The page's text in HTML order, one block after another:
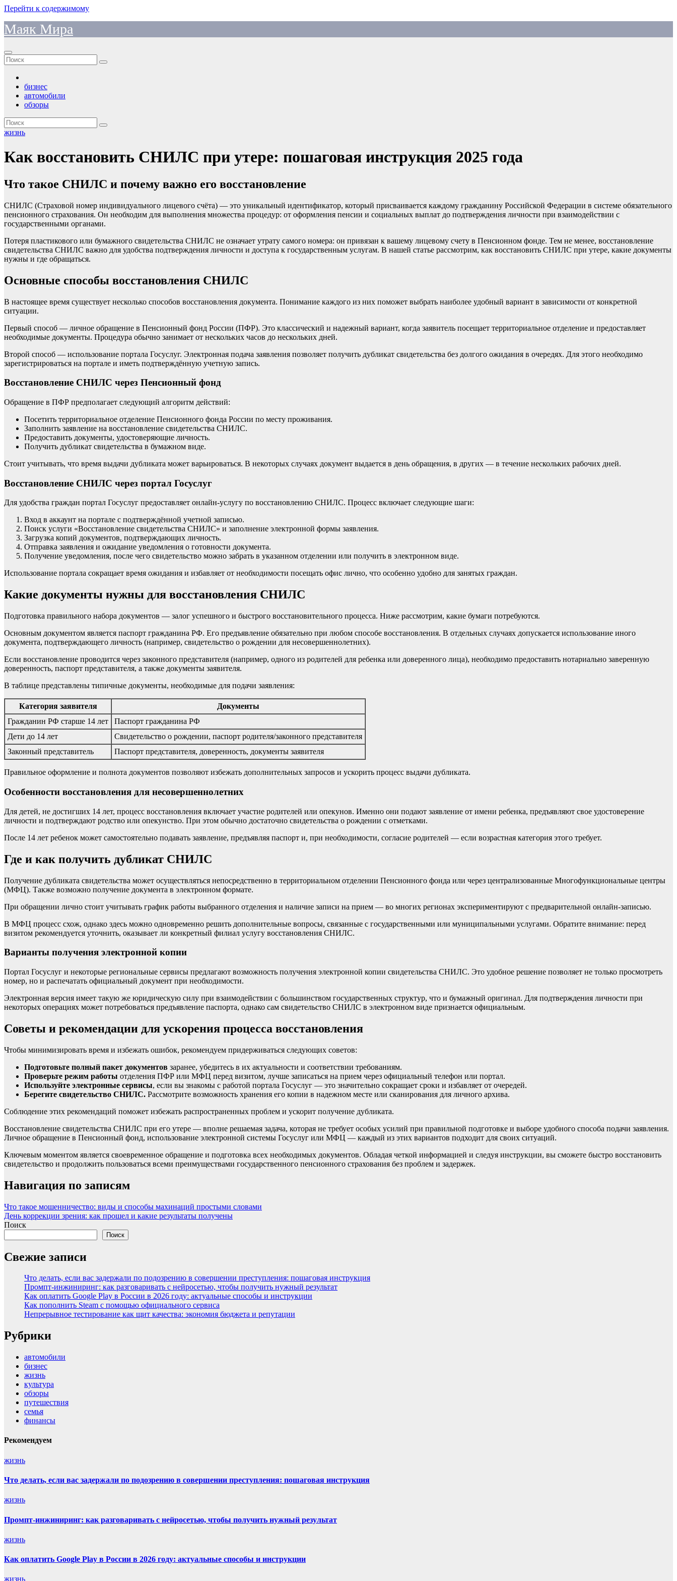
Перейти к содержимому
Маяк Мира
бизнес
автомобили
обзоры
жизнь
Как восстановить СНИЛС при утере: пошаговая инструкция 2025 года
Что такое СНИЛС и почему важно его восстановление
СНИЛС (Страховой номер индивидуального лицевого счёта) — это уникальный идентификатор, который присваивается каждому гражданину Российской Федерации в системе обязательного
пенсионного страхования. Он необходим для выполнения множества процедур: от оформления пенсии и социальных выплат до подтверждения личности при взаимодействии с
государственными органами.
Потеря пластикового или бумажного свидетельства СНИЛС не означает утрату самого номера: он привязан к вашему лицевому счету в Пенсионном фонде. Тем не менее, восстановление
свидетельства СНИЛС важно для удобства подтверждения личности и доступа к государственным услугам. В нашей статье рассмотрим, как восстановить СНИЛС при утере, какие документы
нужны и где обращаться.
Основные способы восстановления СНИЛС
В настоящее время существует несколько способов восстановления документа. Понимание каждого из них поможет выбрать наиболее удобный вариант в зависимости от конкретной
ситуации.
Первый способ — личное обращение в Пенсионный фонд России (ПФР). Это классический и надежный вариант, когда заявитель посещает территориальное отделение и предоставляет
необходимые документы. Процедура обычно занимает от нескольких часов до нескольких дней.
Второй способ — использование портала Госуслуг. Электронная подача заявления позволяет получить дубликат свидетельства без долгого ожидания в очередях. Для этого необходимо
зарегистрироваться на портале и иметь подтверждённую учетную запись.
Восстановление СНИЛС через Пенсионный фонд
Обращение в ПФР предполагает следующий алгоритм действий:
Посетить территориальное отделение Пенсионного фонда России по месту проживания.
Заполнить заявление на восстановление свидетельства СНИЛС.
Предоставить документы, удостоверяющие личность.
Получить дубликат свидетельства в бумажном виде.
Стоит учитывать, что время выдачи дубликата может варьироваться. В некоторых случаях документ выдается в день обращения, в других — в течение нескольких рабочих дней.
Восстановление СНИЛС через портал Госуслуг
Для удобства граждан портал Госуслуг предоставляет онлайн-услугу по восстановлению СНИЛС. Процесс включает следующие шаги:
Вход в аккаунт на портале с подтверждённой учетной записью.
Поиск услуги «Восстановление свидетельства СНИЛС» и заполнение электронной формы заявления.
Загрузка копий документов, подтверждающих личность.
Отправка заявления и ожидание уведомления о готовности документа.
Получение уведомления, после чего свидетельство можно забрать в указанном отделении или получить в электронном виде.
Использование портала сокращает время ожидания и избавляет от необходимости посещать офис лично, что особенно удобно для занятых граждан.
Какие документы нужны для восстановления СНИЛС
Подготовка правильного набора документов — залог успешного и быстрого восстановительного процесса. Ниже рассмотрим, какие бумаги потребуются.
Основным документом является паспорт гражданина РФ. Его предъявление обязательно при любом способе восстановления. В отдельных случаях допускается использование иного
документа, подтверждающего личность (например, свидетельство о рождении для несовершеннолетних).
Если восстановление проводится через законного представителя (например, одного из родителей для ребенка или доверенного лица), необходимо предоставить нотариально заверенную
доверенность, паспорт представителя, а также документы заявителя.
В таблице представлены типичные документы, необходимые для подачи заявления:
Категория заявителя
Документы
Гражданин РФ старше 14 лет
Паспорт гражданина РФ
Дети до 14 лет
Свидетельство о рождении, паспорт родителя/законного представителя
Законный представитель
Паспорт представителя, доверенность, документы заявителя
Правильное оформление и полнота документов позволяют избежать дополнительных запросов и ускорить процесс выдачи дубликата.
Особенности восстановления для несовершеннолетних
Для детей, не достигших 14 лет, процесс восстановления включает участие родителей или опекунов. Именно они подают заявление от имени ребенка, предъявляют свое удостоверение
личности и подтверждают родство или опекунство. При этом обычно достаточно свидетельства о рождении с отметками.
После 14 лет ребенок может самостоятельно подавать заявление, предъявляя паспорт и, при необходимости, согласие родителей — если возрастная категория этого требует.
Где и как получить дубликат СНИЛС
Получение дубликата свидетельства может осуществляться непосредственно в территориальном отделении Пенсионного фонда или через централизованные Многофункциональные центры
(МФЦ). Также возможно получение документа в электронном формате.
При обращении лично стоит учитывать график работы выбранного отделения и наличие записи на прием — во многих регионах экспериментируют с предварительной онлайн-записью.
В МФЦ процесс схож, однако здесь можно одновременно решить дополнительные вопросы, связанные с государственными или муниципальными услугами. Обратите внимание: перед
визитом рекомендуется уточнить, оказывает ли конкретный филиал услугу восстановления СНИЛС.
Варианты получения электронной копии
Портал Госуслуг и некоторые региональные сервисы предлагают возможность получения электронной копии свидетельства СНИЛС. Это удобное решение позволяет не только просмотреть
номер, но и распечатать официальный документ при необходимости.
Электронная версия имеет такую же юридическую силу при взаимодействии с большинством государственных структур, что и бумажный оригинал. Для подтверждения личности при
некоторых операциях может потребоваться предъявление паспорта, однако сам свидетельство СНИЛС в электронном виде признается официальным.
Советы и рекомендации для ускорения процесса восстановления
Чтобы минимизировать время и избежать ошибок, рекомендуем придерживаться следующих советов:
Подготовьте полный пакет документов заранее, убедитесь в их актуальности и соответствии требованиям.
Проверьте режим работы отделения ПФР или МФЦ перед визитом, лучше записаться на прием через официальный телефон или портал.
Используйте электронные сервисы, если вы знакомы с работой портала Госуслуг — это значительно сокращает сроки и избавляет от очередей.
Берегите свидетельство СНИЛС. Рассмотрите возможность хранения его копии в надежном месте или сканирования для личного архива.
Соблюдение этих рекомендаций поможет избежать распространенных проблем и ускорит получение дубликата.
Восстановление свидетельства СНИЛС при его утере — вполне решаемая задача, которая не требует особых усилий при правильной подготовке и выборе удобного способа подачи заявления.
Личное обращение в Пенсионный фонд, использование электронной системы Госуслуг или МФЦ — каждый из этих вариантов подходит для своих ситуаций.
Ключевым моментом является своевременное обращение и подготовка всех необходимых документов. Обладая четкой информацией и следуя инструкции, вы сможете быстро восстановить
свидетельство и продолжить пользоваться всеми преимуществами государственного пенсионного страхования без проблем и задержек.
Навигация по записям
Что такое мошенничество: виды и способы махинаций простыми словами
День коррекции зрения: как прошел и какие результаты получены
Поиск
Поиск
Свежие записи
Что делать, если вас задержали по подозрению в совершении преступления: пошаговая инструкция
Промпт-инжиниринг: как разговаривать с нейросетью, чтобы получить нужный результат
Как оплатить Google Play в России в 2026 году: актуальные способы и инструкции
Как пополнить Steam с помощью официального сервиса
Непрерывное тестирование как щит качества: экономия бюджета и репутации
Рубрики
автомобили
бизнес
жизнь
культура
обзоры
путешествия
семья
финансы
Рекомендуем
жизнь
Что делать, если вас задержали по подозрению в совершении преступления: пошаговая инструкция
жизнь
Промпт-инжиниринг: как разговаривать с нейросетью, чтобы получить нужный результат
жизнь
Как оплатить Google Play в России в 2026 году: актуальные способы и инструкции
жизнь